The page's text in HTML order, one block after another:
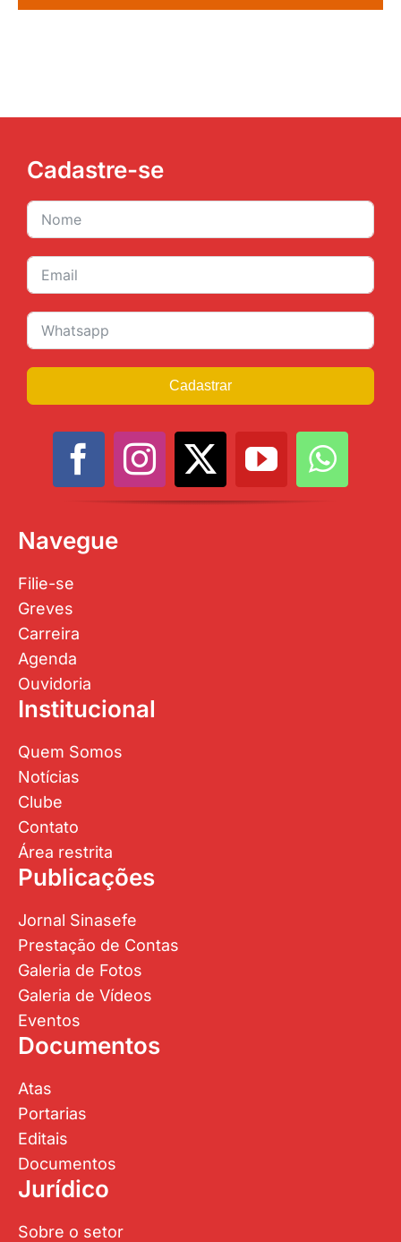
Cadastre-se
Cadastrar
Navegue
Filie-se
Greves
Carreira
Agenda
Ouvidoria
Institucional
Quem Somos
Notícias
Clube
Contato
Área restrita
Publicações
Jornal Sinasefe
Prestação de Contas
Galeria de Fotos
Galeria de Vídeos
Eventos
Documentos
Atas
Portarias
Editais
Documentos
Jurídico
Sobre o setor